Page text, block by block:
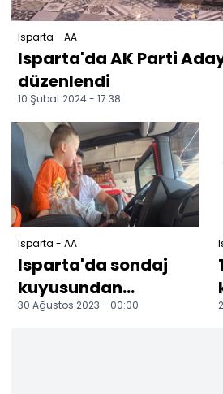
Isparta - AA
Isparta'da AK Parti Aday
düzenlendi
10 Şubat 2024 - 17:38
Isparta - AA
Isparta'da sondaj
kuyusundan
kurtarılan çocuk,
30 Ağustos 2023 - 00:00